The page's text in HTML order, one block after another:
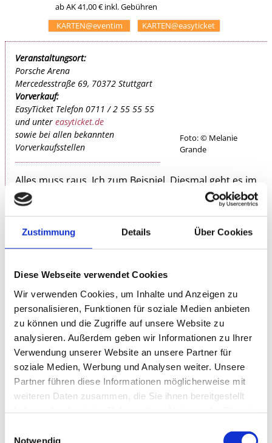
Zustimmung Details Über Cookies
Diese Webseite verwendet Cookies
Wir verwenden Cookies, um Inhalte und Anzeigen zu
personalisieren, Funktionen für soziale Medien anbieten
zu können und die Zugriffe auf unsere Website zu
analysieren. Außerdem geben wir Informationen zu Ihrer
Verwendung unserer Website an unsere Partner für
soziale Medien, Werbung und Analysen weiter. Unsere
Partner führen diese Informationen möglicherweise mit
weiteren Daten zusammen, die Sie ihnen bereitgestellt
Notwendig
ab AK 41,00 € inkl. Gebühren
KARTEN@eventim
KARTEN@easyticket
Foto: © Melanie
Grande
Veranstaltungsort:
Porsche Arena
Mercedesstraße 69, 70372 Stuttgart
Vorverkauf:
EasyTicket Telefon 0711 / 2 55 55 55
und unter easyticket.de
sowie bei allen bekannten
Vorverkaufsstellen
Alles muss raus. Ich zum Beispiel. Diesmal geht es im
weitesten Sinne ums Reisen. Da bin ich ziemlich
sicher. Ich komme ja unfassbar rum. Bei Ihnen, aber
auch in der Welt – beziehungsweise obenrum,
Stichwort: Kruste. Sie verstehen sicher, dass ich
mich hier ein bisschen vage ausdrücken muss. Ich
sieht on the road rot.“ Kommen Hochsprache vor?
Knete? Gar Tiere? Gare Tiere?
Gewiss. Ich sehe meinen Bildungsauftrag – und Die
Zyklopen von Saint-Tropez ist exakt das: Lehrgut
vom Feinsten.
Wahrscheinlich.
Alles Liebe. Torsten Sträter